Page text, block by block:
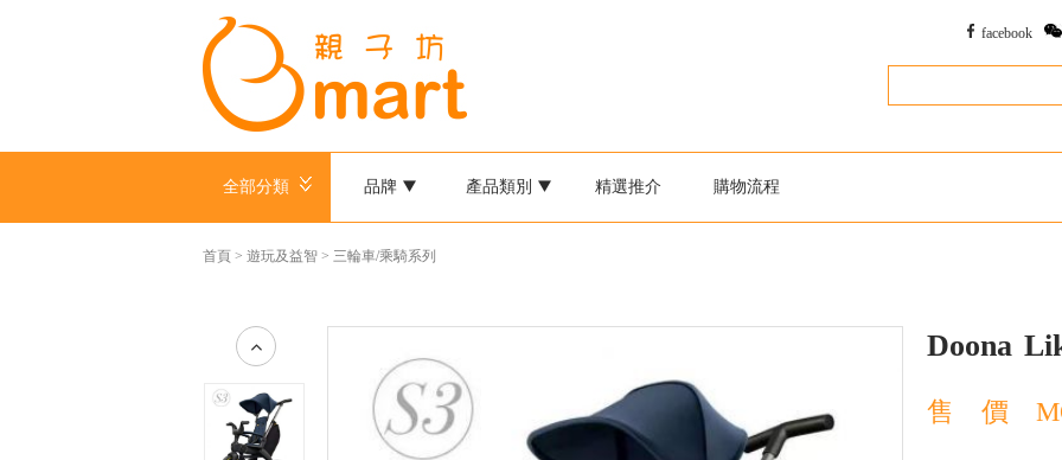
facebook
全部分類 品牌 產品類別 精選推介 購物流程
首頁 > 遊玩及益智 > 三輪車/乘騎系列
Doona
售 價